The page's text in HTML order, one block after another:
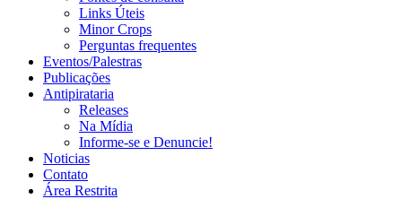
Links Úteis
Minor Crops
Perguntas frequentes
Eventos/Palestras
Publicações
Antipirataria
Releases
Na Mídia
Informe-se e Denuncie!
Noticias
Contato
Área Restrita